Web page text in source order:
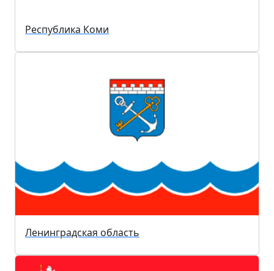
Республика Коми
Ленинградская область